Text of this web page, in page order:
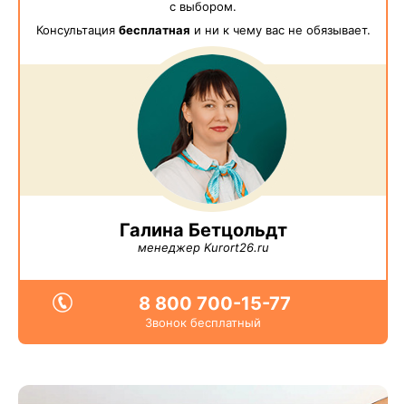
с выбором.
Консультация бесплатная и ни к чему вас не обязывает.
Галина Бетцольдт
менеджер Kurort26.ru
8 800 700-15-77
Звонок бесплатный